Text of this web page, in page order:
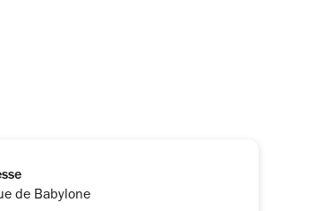
de Babylone